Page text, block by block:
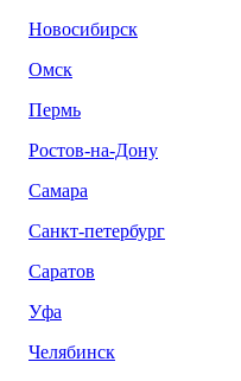
Новосибирск
Омск
Пермь
Ростов-на-Дону
Самара
Санкт-петербург
Саратов
Уфа
Челябинск